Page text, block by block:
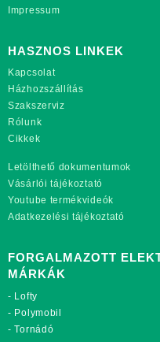
Impressum
HASZNOS LINKEK
Kapcsolat
Házhozszállítás
Szakszerviz
Rólunk
Cikkek
Letölthető dokumentumok
Vásárlói tájékoztató
Youtube termékvideók
Adatkezelési tájékoztató
FORGALMAZOTT
MÁRKÁK
- Lofty
- Polymobil
-Tornádó